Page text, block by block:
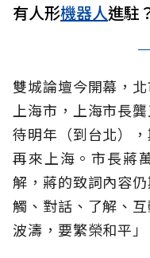
有人形機器人進駐
雙城論壇今開幕，
上海市，上海市長
待明年（到台北）
再來上海。市長蔣
解，蔣的致詞內容
觸、對話、了解、
波濤，要繁榮和平」